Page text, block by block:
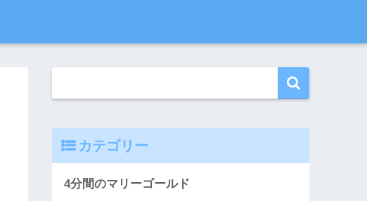
カテゴリー
4分間のマリーゴールド